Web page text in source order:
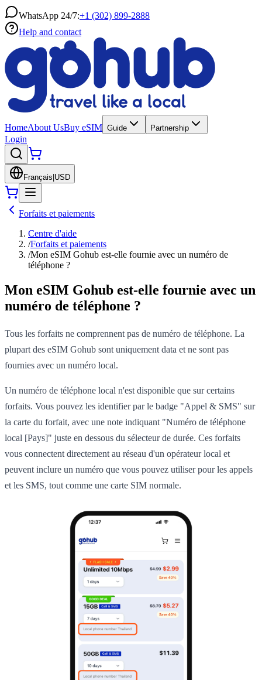
WhatsApp 24/7:+1 (302) 899-2888
Help and contact
HomeAbout UsBuy eSIM Guide Partnership
Login
Français USD
Forfaits et paiements
Centre d'aide
/Forfaits et paiements
/Mon eSIM Gohub est-elle fournie avec un numéro de
téléphone ?
Mon eSIM Gohub est-elle fournie avec un
numéro de téléphone ?
Tous les forfaits ne comprennent pas de numéro de téléphone. La
plupart des eSIM Gohub sont uniquement data et ne sont pas
fournies avec un numéro local.
Un numéro de téléphone local n'est disponible que sur certains
forfaits. Vous pouvez les identifier par le badge "Appel & SMS" sur
la carte du forfait, avec une note indiquant "Numéro de téléphone
local [Pays]" juste en dessous du sélecteur de durée. Ces forfaits
vous connectent directement au réseau d'un opérateur local et
peuvent inclure un numéro que vous pouvez utiliser pour les appels
et les SMS, tout comme une carte SIM normale.